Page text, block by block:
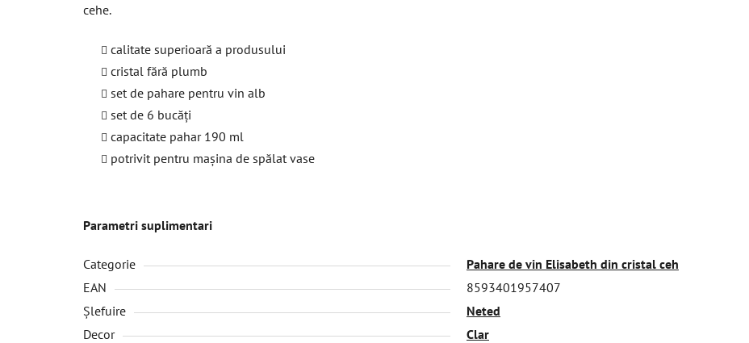
cehe.
calitate superioară a produsului
cristal fără plumb
set de pahare pentru vin alb
set de 6 bucăți
capacitate pahar 190 ml
potrivit pentru mașina de spălat vase
Parametri suplimentari
Categorie
Pahare de vin Elisabeth din cristal ceh
EAN
8593401957407
Șlefuire
Neted
Decor
Clar